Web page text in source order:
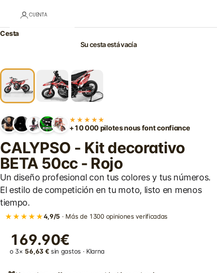
CUENTA
Cesta
Su cesta está vacía
★★★★★
+10 000 pilotes nous font confiance
CALYPSO - Kit decorativo
BETA 50cc - Rojo
Un diseño profesional con tus colores y tus números.
El estilo de competición en tu moto, listo en menos
tiempo.
★★★★★4,9/5 · Más de 1300 opiniones verificadas
169.90€
o 3× 56,63 € sin gastos · Klarna